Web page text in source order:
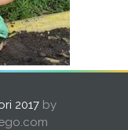
2017 by